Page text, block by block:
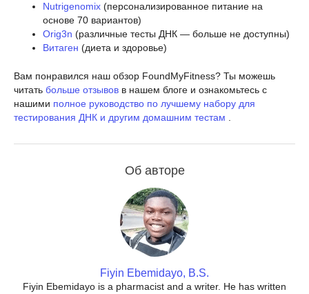
Nutrigenomix (персонализированное питание на
основе 70 вариантов)
Orig3n (различные тесты ДНК — больше не доступны)
Витаген (диета и здоровье)
Вам понравился наш обзор FoundMyFitness? Ты можешь
читать больше отзывов в нашем блоге и ознакомьтесь с
нашими полное руководство по лучшему набору для
тестирования ДНК и другим домашним тестам
Об авторе
Fiyin Ebemidayo, B.S.
Fiyin Ebemidayo is a pharmacist and a writer. He has written